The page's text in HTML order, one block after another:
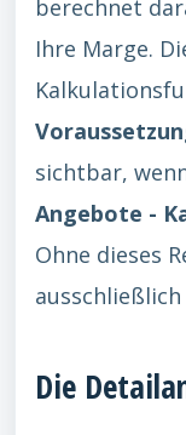
berechnet
Ihre Marge.
sichtbar,
Angebote -
Ohne dieses
Die